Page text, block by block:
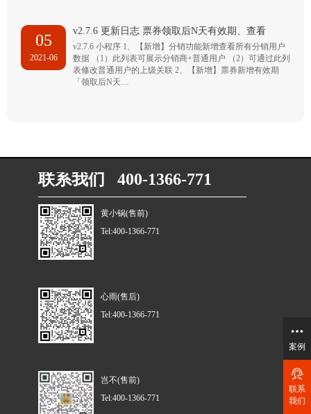
05
2021-06
v2.7.6 更新日志 票券领取后N天有效期、查看
v2.7.6 小程序 1、【新增】分销功能新增查看所有分销用户
数据 （1）此列表可展示分销商+普通用户 （2）可通过此列
表修改普通用户的上级关联 2、【新增】票券新增有效期
「领取后N天…
联系我们 400-1366-771
黄小锅(售前)
Tel:400-1366-771
心雨(售后)
Tel:400-1366-771
岂不(售前)
Tel:400-1366-771
案例
联系
我们